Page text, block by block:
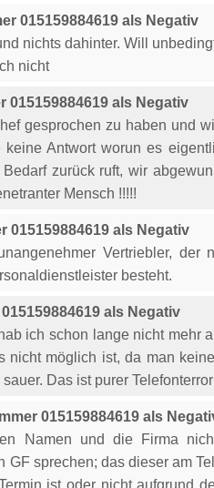
015159884619 als Negativ
nichts dahinter. Will
nicht
015159884619 als Negativ
gesprochen zu haben und
keine Antwort worun es
zurück ruft, wir
Mensch !!!!!
015159884619 als Negativ
Vertriebler, der
besteht.
als Negativ
ich schon lange nicht mehr
nicht möglich ist, da man
Das ist purer
015159884619 als
Namen und die Firma
GF sprechen; das dieser am
ist oder nicht aufgrund